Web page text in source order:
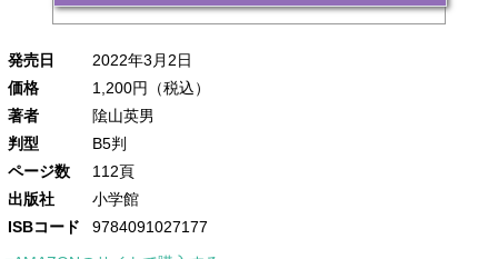
発売日
2022年3月2日
価格
1,200円（税込）
著者
隂山英男
判型
B5判
ページ数
112頁
出版社
小学館
ISBコード
9784091027177